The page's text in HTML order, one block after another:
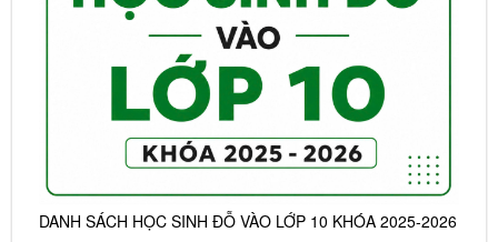
DANH SÁCH HỌC SINH ĐỖ VÀO LỚP 10 KHÓA 2025-2026